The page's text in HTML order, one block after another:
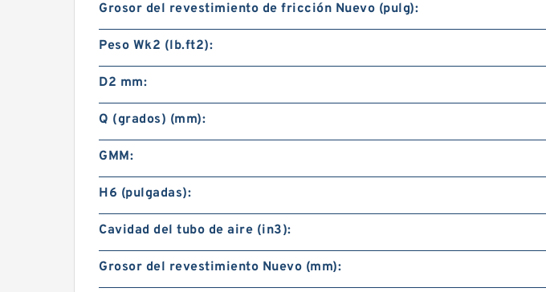
Grosor del revestimiento de fricción Nuevo (pulg):
Peso Wk2 (lb.ft2):
D2 mm:
Q (grados) (mm):
GMM:
H6 (pulgadas):
Cavidad del tubo de aire (in3):
Grosor del revestimiento Nuevo (mm):